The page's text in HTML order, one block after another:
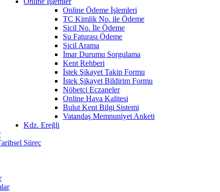
Online Ödeme İşlemleri
TC Kimlik No. ile Ödeme
Sicil No. İle Ödeme
Su Faturası Ödeme
Sicil Arama
İmar Durumu Sorgulama
Kent Rehberi
İstek Şikayet Takip Formu
İstek Şikayet Bildirim Formu
Nöbetçi Eczaneler
Online Hava Kalitesi
Bulut Kent Bilgi Sistemi
Vatandaş Memnuniyet Anketi
Kdz. Ereğli
Süreç